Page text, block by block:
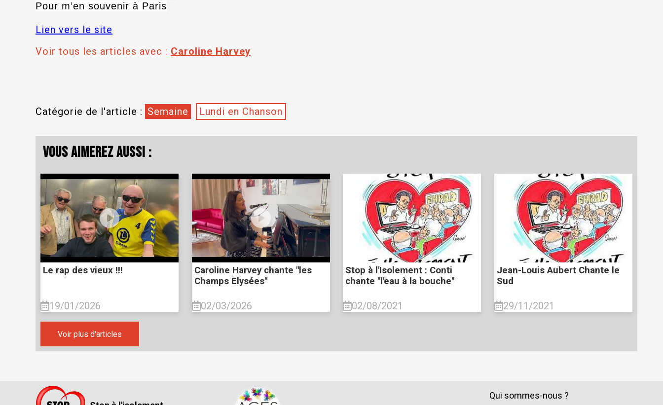
Pour m’en souvenir à Paris
Lien vers le site
Voir tous les articles avec : Caroline Harvey
Catégorie de l'article : Semaine Lundi en Chanson
Vous aimerez aussi :
Le rap des vieux !!!
19/01/2026
Caroline Harvey chante "les
Champs Elysées"
02/03/2026
Stop à l'Isolement : Conti
chante "l'eau à la bouche"
02/08/2021
Jean-Louis Aubert Chante le
Sud
29/11/2021
Voir plus d'articles
Qui sommes-nous ?